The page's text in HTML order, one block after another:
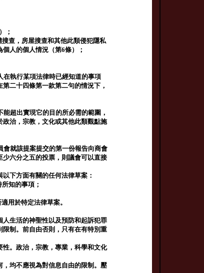
；
查，房屋搜查和其他此類侵犯隱私
人的個人情況（第6條）；
在執行某項法律時已經知道的事項
二十四條第一款第二句的情況下，
超出實現它的目的所必需的範圍，
治，宗教，文化或其他此類觀點施
會就該提案提交的第一份報告向商會
六分之五的投票，則議會可以直接
下方面有關的任何法律草案：
知的事項；
用於特定法律草案。
生活的神聖性以及預防和起訴犯罪
制。前自由否則，只有在有特別重
。政治，宗教，專業，科學和文化
均不應視為對信息自由的限制。壓